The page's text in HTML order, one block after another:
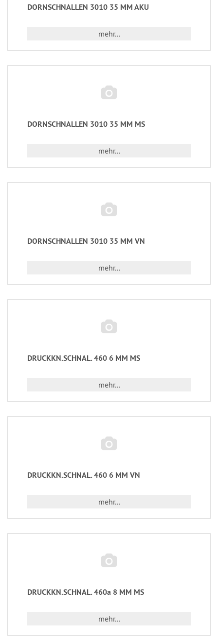
DORNSCHNALLEN 3010 35 MM AKU
mehr...
DORNSCHNALLEN 3010 35 MM MS
mehr...
DORNSCHNALLEN 3010 35 MM VN
mehr...
DRUCKKN.SCHNAL. 460 6 MM MS
mehr...
DRUCKKN.SCHNAL. 460 6 MM VN
mehr...
DRUCKKN.SCHNAL. 460a 8 MM MS
mehr...